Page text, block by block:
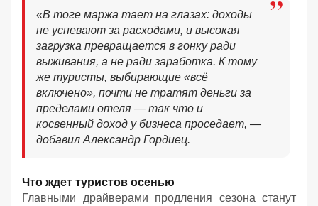
«В тоге маржа тает на глазах: доходы
не успевают за расходами, и высокая
загрузка превращается в гонку ради
выживания, а не ради заработка. К тому
же туристы, выбирающие «всё
включено», почти не тратят деньги за
пределами отеля — так что и
косвенный доход у бизнеса проседает, —
добавил Александр Гордиец.
Что ждет туристов осенью
Главными драйверами продления сезона станут